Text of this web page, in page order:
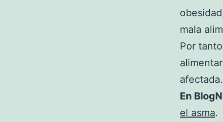
mala
Por
afectada.
En
el asma.